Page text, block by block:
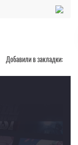
Добавили в закладки: